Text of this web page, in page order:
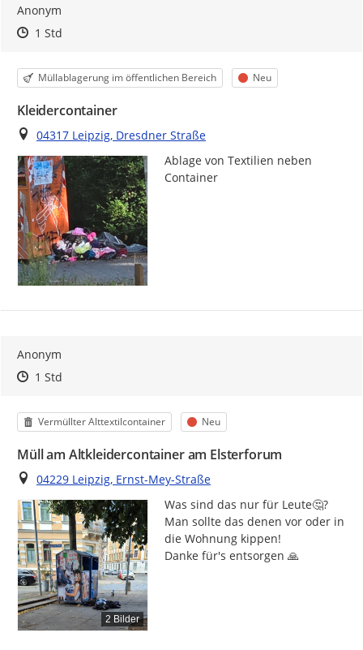
Anonym
Zeitpunkt des Erstellens
Zeitpunkt des Erstellens
1 StdZur Äußerung
Kategorie
Müllablagerung im öffentlichen Bereich Status
Neu
Kleidercontainer
Ort
04317 Leipzig, Dresdner Straße
Ablage von Textilien neben
Container
Anonym
Zeitpunkt des Erstellens
Zeitpunkt des Erstellens
1 StdZur Äußerung
Kategorie
Vermüllter Alttextilcontainer Status
Neu
Müll am Altkleidercontainer am Elsterforum
Ort
04229 Leipzig, Ernst-Mey-Straße
2 Bilder
Was sind das nur für Leute🤔?
Man sollte das denen vor oder in
die Wohnung kippen!
Danke für's entsorgen 🙏